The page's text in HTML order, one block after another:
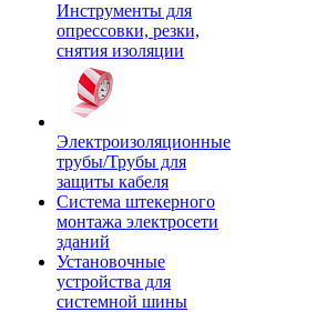
Инструменты для
опрессовки, резки,
снятия изоляции
Электроизоляционные
трубы/Трубы для
защиты кабеля
Система штекерного
монтажа электросети
зданий
Установочные
устройства для
системной шины